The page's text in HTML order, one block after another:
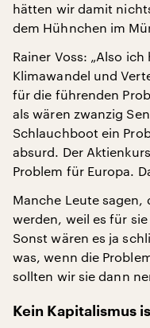
hätten wir damit
dem Hühnchen im
Rainer Voss: „Also
Klimawandel und
für die führenden
als wären zwanzig
Schlauchboot ein
absurd. Der
Problem für Europa.
Manche Leute sagen,
werden, weil es für
Sonst wären es ja
was, wenn die
sollten wir sie dann
Kein Kapitalismus